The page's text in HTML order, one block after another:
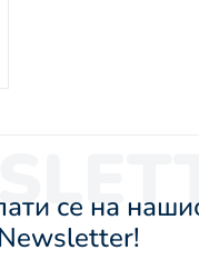
се на
Newsletter!